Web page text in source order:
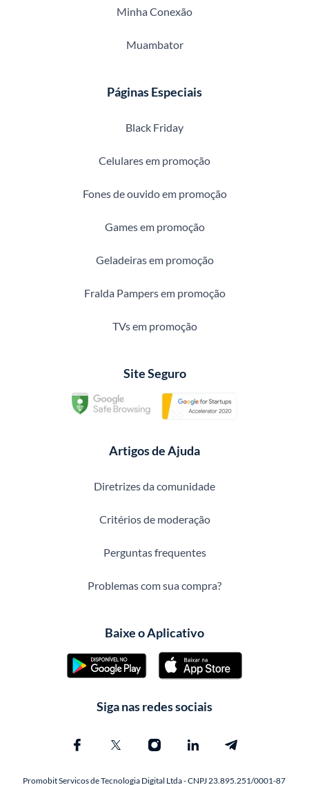
Minha Conexão
Muambator
Páginas Especiais
Black Friday
Celulares em promoção
Fones de ouvido em promoção
Games em promoção
Geladeiras em promoção
Fralda Pampers em promoção
TVs em promoção
Site Seguro
Artigos de Ajuda
Diretrizes da comunidade
Critérios de moderação
Perguntas frequentes
Problemas com sua compra?
Baixe o Aplicativo
Siga nas redes sociais
Promobit Servicos de Tecnologia Digital Ltda - CNPJ 23.895.251/0001-87